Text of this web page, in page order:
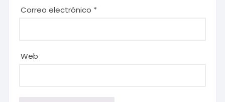
Correo electrónico *
Web